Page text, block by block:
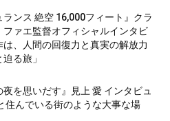
ランス 絶空 16,000フィート』クラ
ファエ監督オフィシャルインタビ
は、人間の回復力と真実の解放力
る旅」
夜を思いだす』見上 愛 インタビュ
住んでいる街のような大事な場